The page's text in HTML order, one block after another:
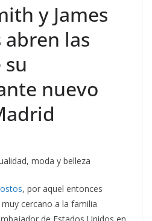
y James
abren las
nuevo
moda y belleza
, por aquel entonces
cercano a la familia
de Estados Unidos en